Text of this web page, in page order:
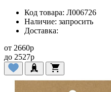
Код товара: Л006726
Наличие: запросить
Доставка:
от 2660p
до 2527p